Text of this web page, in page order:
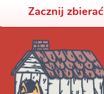
Zacznij zbierać